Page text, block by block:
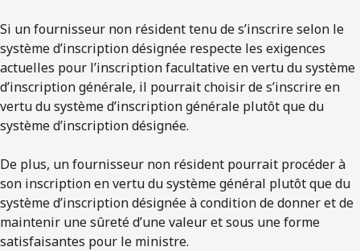
Si un fournisseur non résident tenu de s’inscrire selon le
système d’inscription désignée respecte les exigences
actuelles pour l’inscription facultative en vertu du système
d’inscription générale, il pourrait choisir de s’inscrire en
vertu du système d’inscription générale plutôt que du
système d’inscription désignée.
De plus, un fournisseur non résident pourrait procéder à
son inscription en vertu du système général plutôt que du
système d’inscription désignée à condition de donner et de
maintenir une sûreté d’une valeur et sous une forme
satisfaisantes pour le ministre.